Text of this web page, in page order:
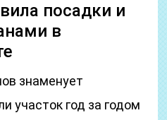
посадки и
в
знаменует
участок год за годом